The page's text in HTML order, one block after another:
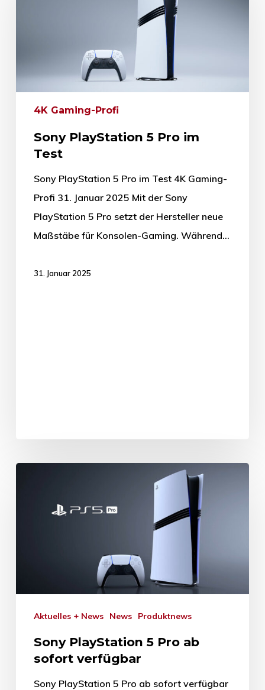
4K Gaming-Profi
Sony PlayStation 5 Pro im
Test
Sony PlayStation 5 Pro im Test 4K Gaming-
Profi 31. Januar 2025 Mit der Sony
PlayStation 5 Pro setzt der Hersteller neue
Maßstäbe für Konsolen-Gaming. Während…
31. Januar 2025
Aktuelles + News News Produktnews
Sony PlayStation 5 Pro ab
sofort verfügbar
Sony PlayStation 5 Pro ab sofort verfügbar